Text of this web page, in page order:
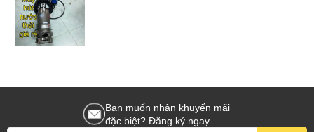
Bạn muốn nhận khuyến mãi
đặc biệt? Đăng ký ngay.